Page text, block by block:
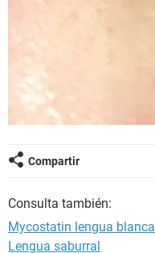
Compartir
Consulta también:
Mycostatin lengua blanca
Lengua saburral